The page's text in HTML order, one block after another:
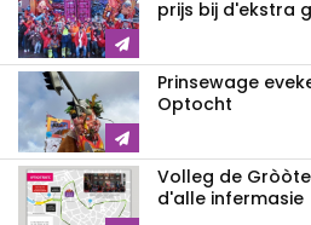
prijs bij d'ekstra
Prinsewage
Optocht
Volleg de
d'alle infermasie